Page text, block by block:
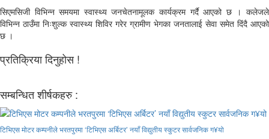
सिएमसिजी विभिन्न समयमा स्वास्थ्य जनचेतनामूलक कार्यक्रम गर्दै आएको छ । कलेजले
विभिन्न ठाउँमा निःशुल्क स्वास्थ्य शिविर गरेर ग्रामीण भेगका जनतालाई सेवा समेत दिंदै आएको
छ ।
प्रतिक्रिया दिनुहोस !
सम्बन्धित शीर्षकहरु :
टिभिएस मोटर कम्पनीले भरतपुरमा ‘टिभिएस अर्बिटर’ नयाँ विद्युतीय स्कुटर सार्वजनिक ग¥यो